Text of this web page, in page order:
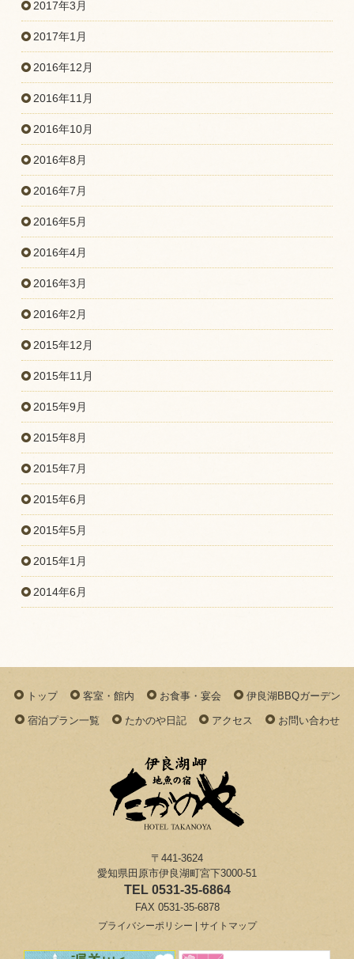
2017年3月
2017年1月
2016年12月
2016年11月
2016年10月
2016年8月
2016年7月
2016年5月
2016年4月
2016年3月
2016年2月
2015年12月
2015年11月
2015年9月
2015年8月
2015年7月
2015年6月
2015年5月
2015年1月
2014年6月
トップ 客室・館内 お食事・宴会 伊良湖BBQガーデン
宿泊プラン一覧 たかのや日記 アクセス お問い合わせ
〒441-3624
愛知県田原市伊良湖町宮下3000-51
TEL 0531-35-6864
FAX 0531-35-6878
プライバシーポリシー サイトマップ